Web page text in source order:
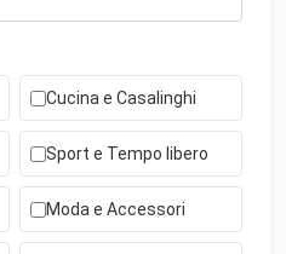
Cucina e Casalinghi
Sport e Tempo libero
Moda e Accessori